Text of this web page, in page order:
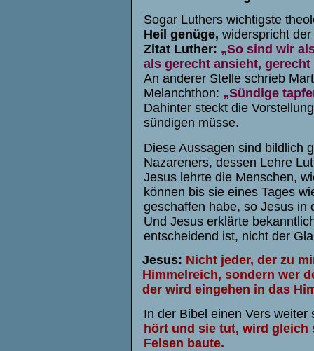
Sogar Luthers wichtigste
Heil genüge, widerspricht
Zitat Luther: „So sind wir
als gerecht ansieht,
An anderer Stelle schrieb
Melanchthon: „Sündige
Dahinter steckt die
sündigen müsse.
Diese Aussagen sind bildlich
Nazareners, dessen Lehre
Jesus lehrte die Menschen,
können bis sie eines Tages
geschaffen habe, so Jesus in
Und Jesus erklärte
entscheidend ist, nicht der
Jesus: Nicht jeder, der zu
Himmelreich, sondern wer
der wird eingehen in das
In der Bibel einen Vers weiter
hört und sie tut, wird gleich
Felsen baute.